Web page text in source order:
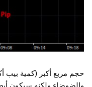
حجم مربع أكبر (كمية بيب